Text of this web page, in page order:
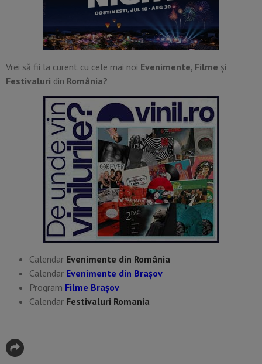
Vrei să fii la curent cu cele mai noi Evenimente, Filme și
Festivaluri din România?
Calendar Evenimente din România
Calendar Evenimente din Braşov
Program Filme Brașov
Calendar Festivaluri Romania